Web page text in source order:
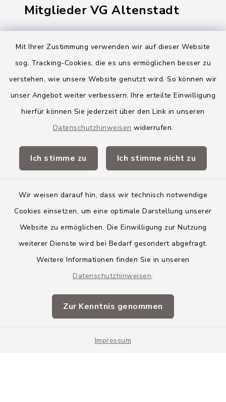
Mit Ihrer Zustimmung verwenden wir auf dieser Website
sog. Tracking-Cookies, die es uns ermöglichen besser zu
verstehen, wie unsere Website genutzt wird. So können wir
unser Angebot weiter verbessern. Ihre erteilte Einwilligung
hierfür können Sie jederzeit über den Link in unseren
Datenschutzhinweisen widerrufen.
Ich stimme zu Ich stimme nicht zu
Wir weisen darauf hin, dass wir technisch notwendige
Cookies einsetzen, um eine optimale Darstellung unserer
Website zu ermöglichen. Die Einwilligung zur Nutzung
weiterer Dienste wird bei Bedarf gesondert abgefragt.
Weitere Informationen finden Sie in unseren
Datenschutzhinweisen.
Zur Kenntnis genommen
Impressum
Mitglieder VG Altenstadt
Markt Altenstadt
Gemeinde Osterberg
VG Altenstadt
Landkreis Neu-Ulm
Barrierefreiheit
Impressum
Sitemap